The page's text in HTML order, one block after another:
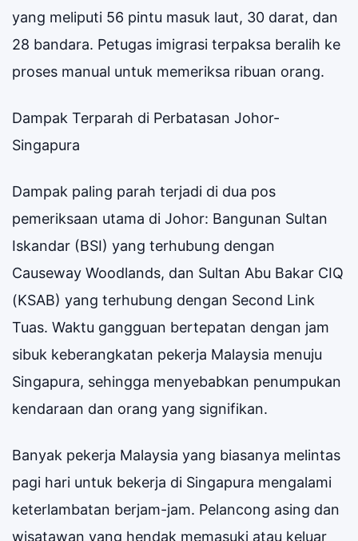
yang meliputi 56 pintu masuk laut, 30 darat, dan
28 bandara. Petugas imigrasi terpaksa beralih ke
proses manual untuk memeriksa ribuan orang.
Dampak Terparah di Perbatasan Johor-
Singapura
Dampak paling parah terjadi di dua pos
pemeriksaan utama di Johor: Bangunan Sultan
Iskandar (BSI) yang terhubung dengan
Causeway Woodlands, dan Sultan Abu Bakar CIQ
(KSAB) yang terhubung dengan Second Link
Tuas. Waktu gangguan bertepatan dengan jam
sibuk keberangkatan pekerja Malaysia menuju
Singapura, sehingga menyebabkan penumpukan
kendaraan dan orang yang signifikan.
Banyak pekerja Malaysia yang biasanya melintas
pagi hari untuk bekerja di Singapura mengalami
keterlambatan berjam-jam. Pelancong asing dan
wisatawan yang hendak memasuki atau keluar